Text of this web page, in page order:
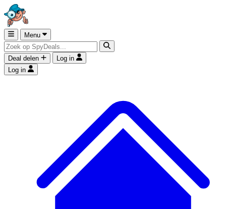
Menu
Deal delen
Log in
Log in